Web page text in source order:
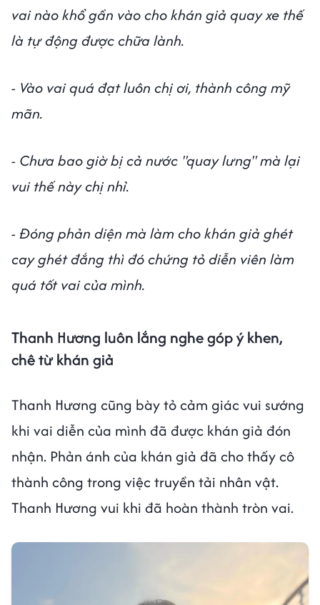
vai nào khổ gần vào cho khán giả quay xe thế
là tự động được chữa lành.
- Vào vai quá đạt luôn chị ơi, thành công mỹ
mãn.
- Chưa bao giờ bị cả nước "quay lưng" mà lại
vui thế này chị nhỉ.
- Đóng phản diện mà làm cho khán giả ghét
cay ghét đắng thì đó chứng tỏ diễn viên làm
quá tốt vai của mình.
Thanh Hương luôn lắng nghe góp ý khen,
chê từ khán giả
Thanh Hương cũng bày tỏ cảm giác vui sướng
khi vai diễn của mình đã được khán giả đón
nhận. Phản ánh của khán giả đã cho thấy cô
thành công trong việc truyền tải nhân vật.
Thanh Hương vui khi đã hoàn thành tròn vai.